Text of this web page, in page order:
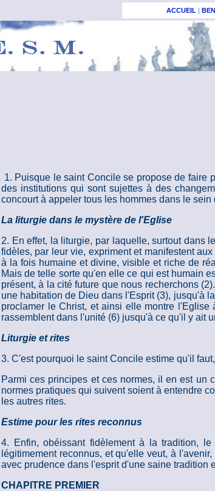
ACCUEIL |
1. Puisque le saint Concile se propose de faire
des institutions qui sont sujettes à des
concourt à appeler tous les hommes dans le
La liturgie dans le mystère de l'Eglise
2. En effet, la liturgie, par laquelle, surtout dans
fidèles, par leur vie, expriment et manifestent
à la fois humaine et divine, visible et riche de
Mais de telle sorte qu'en elle ce qui est humain
présent, à la cité future que nous recherchons
une habitation de Dieu dans l'Esprit (3), jusqu'à
proclamer le Christ, et ainsi elle montre
rassemblent dans l'unité (6) jusqu'à ce qu'il y ait
Liturgie et rites
3. C'est pourquoi le saint Concile estime qu'il
Parmi ces principes et ces normes, il en est un
normes pratiques qui suivent soient à entendre
les autres rites.
Estime pour les rites reconnus
4. Enfin, obéissant fidèlement à la tradition,
légitimement reconnus, et qu'elle veut, à
avec prudence dans l'esprit d'une saine tradition
CHAPITRE PREMIER